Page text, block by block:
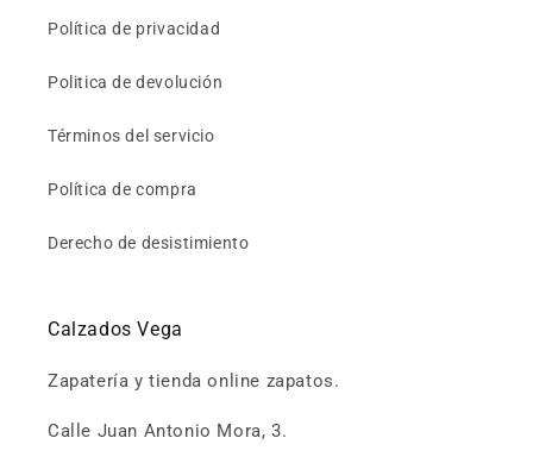
Política de privacidad
Politica de devolución
Términos del servicio
Política de compra
Derecho de desistimiento
Calzados Vega
Zapatería y tienda online zapatos.
Calle Juan Antonio Mora, 3.